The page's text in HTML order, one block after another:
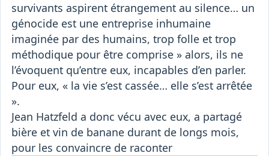
survivants aspirent étrangement au silence… un
génocide est une entreprise inhumaine
imaginée par des humains, trop folle et trop
méthodique pour être comprise » alors, ils ne
l’évoquent qu’entre eux, incapables d’en parler.
Pour eux, « la vie s’est cassée… elle s’est arrêtée
».
Jean Hatzfeld a donc vécu avec eux, a partagé
bière et vin de banane durant de longs mois,
pour les convaincre de raconter